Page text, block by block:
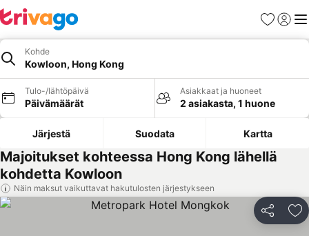
Suosikit
Kohde
Kowloon, Hong Kong
Tulo-/lähtöpäivä
Päivämäärät
Asiakkaat ja huoneet
2 asiakasta, 1 huone
Järjestä Suodata Kartta
Majoitukset kohteessa Hong Kong lähellä
kohdetta Kowloon
Näin maksut vaikuttavat hakutulosten järjestykseen
Jaa